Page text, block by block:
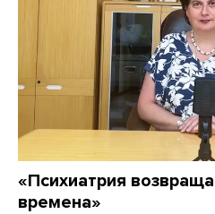
«Психиатрия
времена»